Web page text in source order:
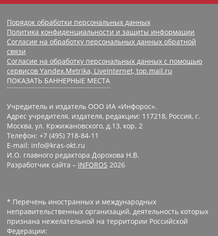
Порядок обработки персональных данных
Политика конфиденциальности и защиты информации
Согласие на обработку персональных данных обратной
связи
Согласие на обработку персональных данных с помощью
сервисов Yandex.Metrika, LiveInternet, top.mail.ru
ПОКАЗАТЬ БАННЕРНЫЕ МЕСТА
Учредитель и издатель ООО ИА «Инфорос».
Адрес учредителя, издателя, редакции: 117218, Россия, г.
Москва, ул. Кржижановского, д.13, кор. 2
Телефон: +7 (495) 718-84-11
E-mail: info@kras-okt.ru
И.О. главного редактора Дорохова Н.В.
Разработчик сайта – INFOROS 2026
* Перечень иностранных и международных
неправительственных организаций, деятельность которых
признана нежелательной на территории Российской
Федерации: